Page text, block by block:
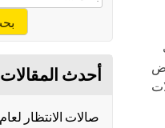
أحدث المقالات